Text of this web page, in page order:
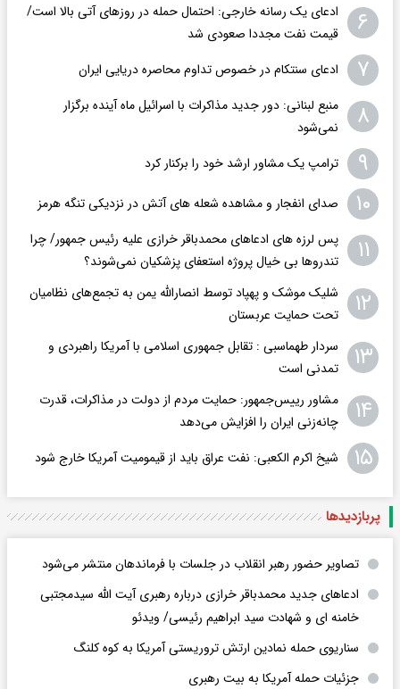
۶
ادعای یک رسانه خارجی: احتمال حمله در روزهای آتی بالا است/
قیمت نفت مجددا صعودی شد
۷ ادعای سنتکام در خصوص تداوم محاصره دریایی ایران
۸
منبع لبنانی: دور جدید مذاکرات با اسرائیل ماه آینده برگزار
نمی‌شود
۹ ترامپ یک مشاور ارشد خود را برکنار کرد
۱۰ صدای انفجار و مشاهده شعله های آتش در نزدیکی تنگه هرمز
۱۱
پس لرزه های ادعاهای محمدباقر خرازی علیه رئیس جمهور/ چرا
تندروها بی خیال پروژه استعفای پزشکیان نمی‌شوند؟
۱۲
شلیک موشک و پهپاد توسط انصارالله یمن به تجمع‌های نظامیان‌
تحت حمایت عربستان
۱۳
سردار طهماسبی : تقابل جمهوری اسلامی با آمریکا راهبردی و
تمدنی است
۱۴
مشاور رییس‌جمهور: حمایت مردم از دولت در مذاکرات، قدرت
چانه‌زنی ایران را افزایش می‌دهد
۱۵ شیخ اکرم الکعبی: نفت عراق باید از قیمومیت آمریکا خارج شود
پربازدید‌ها
تصاویر حضور رهبر انقلاب در جلسات با فرماندهان منتشر می‌شود
ادعاهای جدید محمدباقر خرازی درباره رهبری آیت الله سیدمجتبی
خامنه ای و شهادت سید ابراهیم رئیسی/ ویدئو
سناریوی حمله نمادین ارتش تروریستی آمریکا به کوه کلنگ
جزئیات حمله آمریکا به بیت رهبری